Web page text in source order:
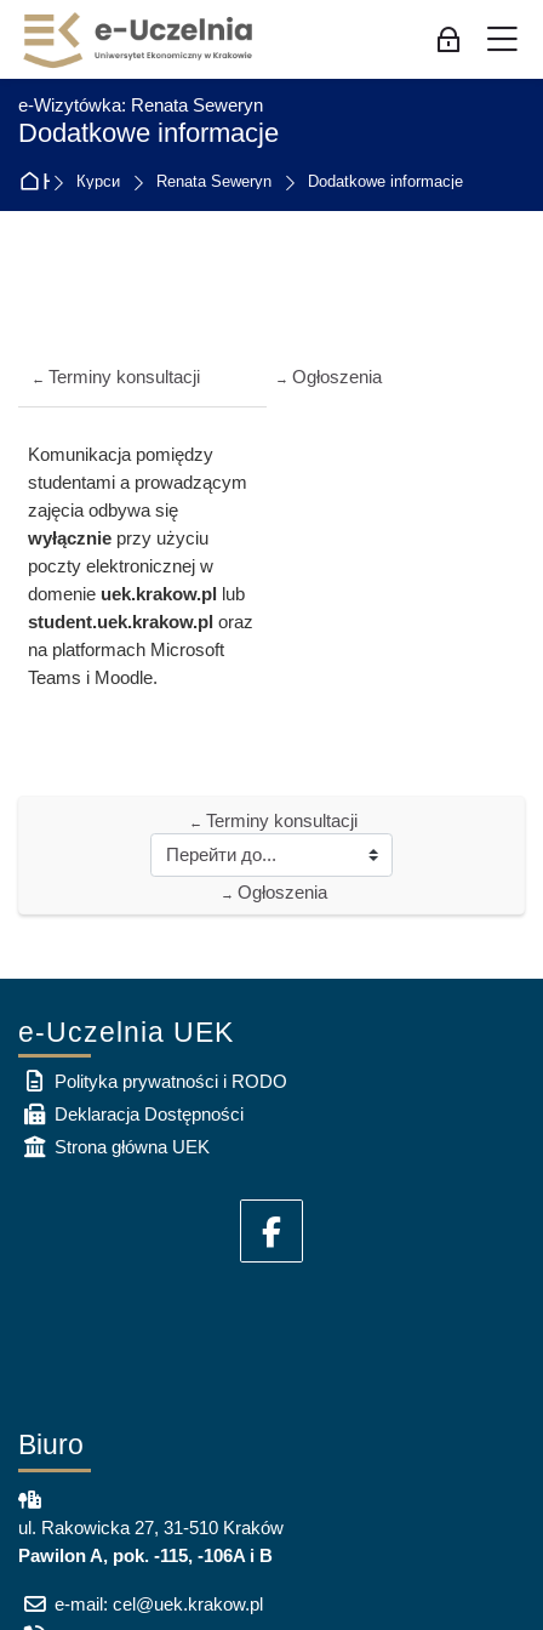
Skip to navigation
Skip to login form
Перейти до головного вмісту
Skip to accessibility options
Skip to footer
Skip accessibility options
Bхід для
e-Wizytówka: Renata Seweryn
Dodatkowe informacje
На головну
Курси Renata Seweryn Dodatkowe informacje
← Terminy konsultacji → Ogłoszenia
Komunikacja pomiędzy
studentami a prowadzącym
zajęcia odbywa się
wyłącznieprzy użyciu
poczty elektronicznej w
domenie uek.krakow.pl lub
student.uek.krakow.pl oraz
na platformach Microsoft
Teams i Moodle.
← Terminy konsultacji
→ Ogłoszenia
e-Uczelnia UEK
Polityka prywatności i RODO
Deklaracja Dostępności
Strona główna UEK
Biuro
ul. Rakowicka 27, 31-510 Kraków
Pawilon A, pok. -115, -106A i B
e-mail: cel@uek.krakow.pl